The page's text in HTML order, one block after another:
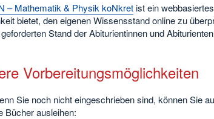
– Mathematik & Physik koNkretist ein
bietet, den eigenen Wissensstand online zu
Stand der Abiturientinnen und
Vorbereitungsmöglichkeiten
Sie noch nicht eingeschrieben sind, können Sie
Bücher ausleihen: